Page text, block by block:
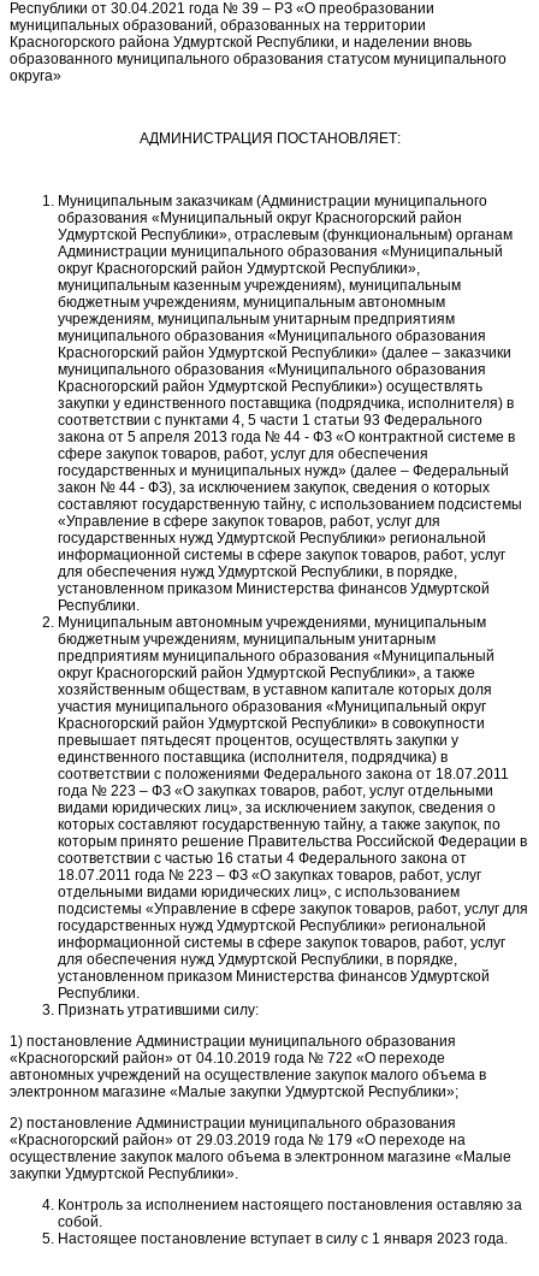
Республики от 30.04.2021 года № 39 – РЗ «О преобразовании
муниципальных образований, образованных на территории
Красногорского района Удмуртской Республики, и наделении вновь
образованного муниципального образования статусом муниципального
округа»
АДМИНИСТРАЦИЯ ПОСТАНОВЛЯЕТ:
Муниципальным заказчикам (Администрации муниципального
образования «Муниципальный округ Красногорский район
Удмуртской Республики», отраслевым (функциональным) органам
Администрации муниципального образования «Муниципальный
округ Красногорский район Удмуртской Республики»,
муниципальным казенным учреждениям), муниципальным
бюджетным учреждениям, муниципальным автономным
учреждениям, муниципальным унитарным предприятиям
муниципального образования «Муниципального образования
Красногорский район Удмуртской Республики» (далее – заказчики
муниципального образования «Муниципального образования
Красногорский район Удмуртской Республики») осуществлять
закупки у единственного поставщика (подрядчика, исполнителя) в
соответствии с пунктами 4, 5 части 1 статьи 93 Федерального
закона от 5 апреля 2013 года № 44 - ФЗ «О контрактной системе в
сфере закупок товаров, работ, услуг для обеспечения
государственных и муниципальных нужд» (далее – Федеральный
закон № 44 - ФЗ), за исключением закупок, сведения о которых
составляют государственную тайну, с использованием подсистемы
«Управление в сфере закупок товаров, работ, услуг для
государственных нужд Удмуртской Республики» региональной
информационной системы в сфере закупок товаров, работ, услуг
для обеспечения нужд Удмуртской Республики, в порядке,
установленном приказом Министерства финансов Удмуртской
Республики.
Муниципальным автономным учреждениями, муниципальным
бюджетным учреждениям, муниципальным унитарным
предприятиям муниципального образования «Муниципальный
округ Красногорский район Удмуртской Республики», а также
хозяйственным обществам, в уставном капитале которых доля
участия муниципального образования «Муниципальный округ
Красногорский район Удмуртской Республики» в совокупности
превышает пятьдесят процентов, осуществлять закупки у
единственного поставщика (исполнителя, подрядчика) в
соответствии с положениями Федерального закона от 18.07.2011
года № 223 – ФЗ «О закупках товаров, работ, услуг отдельными
видами юридических лиц», за исключением закупок, сведения о
которых составляют государственную тайну, а также закупок, по
которым принято решение Правительства Российской Федерации в
соответствии с частью 16 статьи 4 Федерального закона от
18.07.2011 года № 223 – ФЗ «О закупках товаров, работ, услуг
отдельными видами юридических лиц», с использованием
подсистемы «Управление в сфере закупок товаров, работ, услуг для
государственных нужд Удмуртской Республики» региональной
информационной системы в сфере закупок товаров, работ, услуг
для обеспечения нужд Удмуртской Республики, в порядке,
установленном приказом Министерства финансов Удмуртской
Республики.
Признать утратившими силу:
1) постановление Администрации муниципального образования
«Красногорский район» от 04.10.2019 года № 722 «О переходе
автономных учреждений на осуществление закупок малого объема в
электронном магазине «Малые закупки Удмуртской Республики»;
2) постановление Администрации муниципального образования
«Красногорский район» от 29.03.2019 года № 179 «О переходе на
осуществление закупок малого объема в электронном магазине «Малые
закупки Удмуртской Республики».
Контроль за исполнением настоящего постановления оставляю за
собой.
Настоящее постановление вступает в силу с 1 января 2023 года.